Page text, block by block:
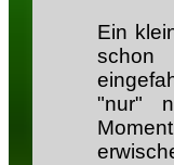
Ein
"nur"